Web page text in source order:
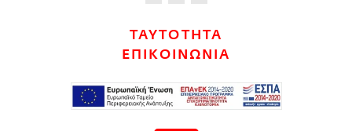
ΤΑΥΤΟΤΗΤΑ
ΕΠΙΚΟΙΝΩΝΙΑ